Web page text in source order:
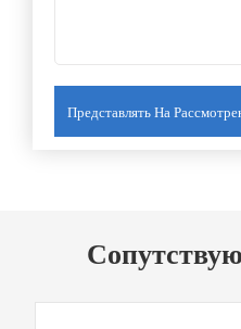
Представлять На